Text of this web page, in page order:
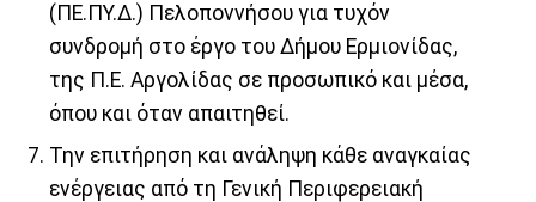
(ΠΕ.ΠΥ.Δ.) Πελοποννήσου για τυχόν
συνδρομή στο έργο του Δήμου Ερμιονίδας,
της Π.Ε. Αργολίδας σε προσωπικό και μέσα,
όπου και όταν απαιτηθεί.
Την επιτήρηση και ανάληψη κάθε αναγκαίας
ενέργειας από τη Γενική Περιφερειακή